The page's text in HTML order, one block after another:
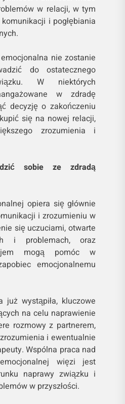
w relacji, w tym
i pogłębiania
nie zostanie
do ostatecznego
W niektórych
w zdradę
decyzję o zakończeniu
się na nowej relacji,
zrozumienia i
sobie ze zdradą
opiera się głównie
i zrozumieniu w
się uczuciami, otwarte
i problemach, oraz
mogą pomóc w
emocjonalnemu
już wystąpiła, kluczowe
na celu naprawienie
rozmowy z partnerem,
i ewentualnie
Wspólna praca nad
więzi jest
naprawy związku i
w przyszłości.